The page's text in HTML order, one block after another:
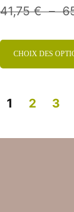
41,75€ –
CHOIX DES
1 2 3